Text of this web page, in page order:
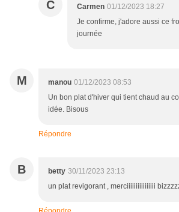
C Carmen 01/12/2023 18:27
Je confirme, j'adore aussi ce
journée
M manou 01/12/2023 08:53
Un bon plat d'hiver qui tient chaud au
idée. Bisous
Répondre
B betty 30/11/2023 23:13
un plat revigorant , merciiiiiiiiiiiiiiii